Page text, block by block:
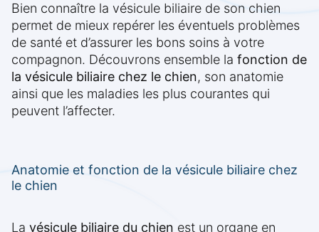
Bien connaître la vésicule biliaire de son chien
permet de mieux repérer les éventuels problèmes
de santé et d’assurer les bons soins à votre
compagnon. Découvrons ensemble la fonction de
la vésicule biliaire chez le chien, son anatomie
ainsi que les maladies les plus courantes qui
peuvent l’affecter.
Anatomie et fonction de la vésicule biliaire chez
le chien
La vésicule biliaire du chien est un organe en